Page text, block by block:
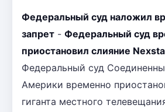
Федеральный суд наложил
запрет - Федеральный суд
приостановил слияние
Федеральный суд
Америки временно
гиганта местного